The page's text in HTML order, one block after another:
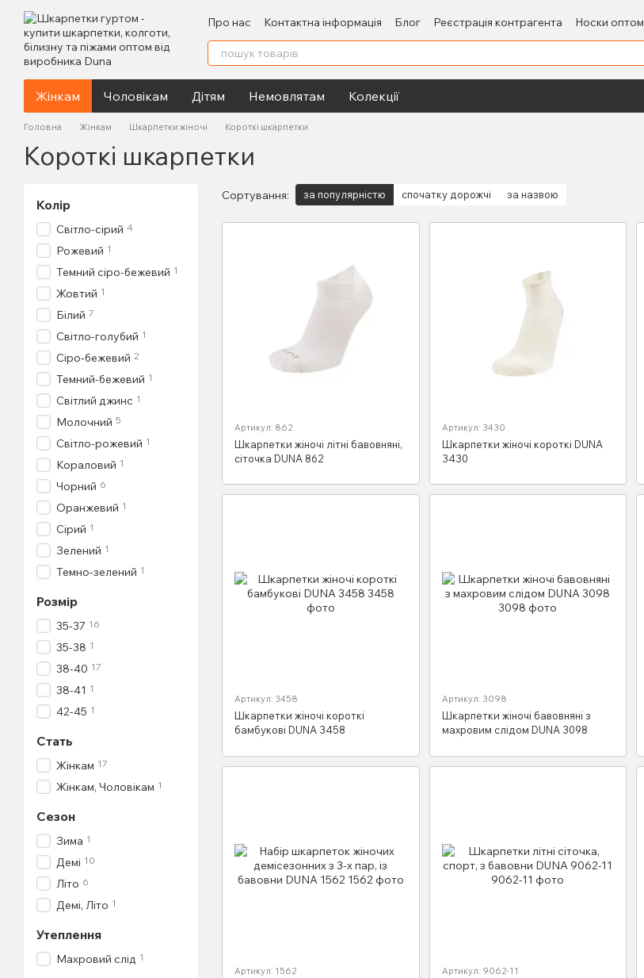
Перейти до основного контенту
Про нас Контактна інформація Блог Реєстрація контрагента Носки оптом
Жінкам Чоловікам Дітям Немовлятам Колекції
Головна Жінкам Шкарпетки жіночі Короткі шкарпетки
Короткі шкарпетки
Сортування: за популярністю спочатку дорожчі за назвою
Артикул: 862
Шкарпетки жіночі літні бавовняні,
сіточка DUNA 862
Артикул: 3430
Шкарпетки жіночі короткі DUNA
3430
Артикул: 3458
Шкарпетки жіночі короткі
бамбукові DUNA 3458
Артикул: 3098
Шкарпетки жіночі бавовняні з
махровим слідом DUNA 3098
Артикул: 1562 Артикул: 9062-11
Колір
Світло-сірий 4
Рожевий 1
Темний сіро-бежевий 1
Жовтий 1
Білий 7
Світло-голубий 1
Сіро-бежевий 2
Темний-бежевий 1
Світлий джинс 1
Молочний 5
Світло-рожевий 1
Кораловий 1
Чорний 6
Оранжевий 1
Сірий 1
Зелений 1
Темно-зелений 1
Розмір
35-37 16
35-38 1
38-40 17
38-41 1
42-45 1
Стать
Жінкам 17
Жінкам, Чоловікам 1
Сезон
Зима 1
Демі 10
Літо 6
Демі, Літо 1
Утеплення
Махровий слід 1